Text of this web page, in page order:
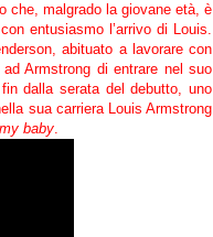
che, malgrado la giovane età, è
entusiasmo l’arrivo di Louis.
abituato a lavorare con
Armstrong di entrare nel suo
dalla serata del debutto, uno
sua carriera Louis Armstrong
baby.